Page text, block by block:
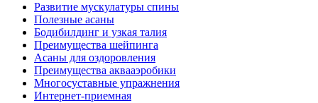
Развитие мускулатуры спины
Полезные асаны
Бодибилдинг и узкая талия
Преимущества шейпинга
Асаны для оздоровления
Преимущества аквааэробики
Многосуставные упражнения
Интернет-приемная